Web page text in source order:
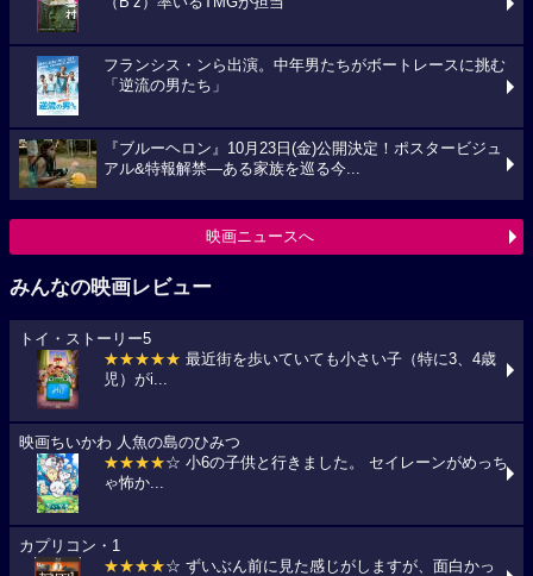
フランシス・ンら出演。中年男たちがボートレースに挑む
「逆流の男たち」
『ブルーヘロン』10月23日(金)公開決定！ポスタービジュ
アル&特報解禁―ある家族を巡る今...
映画ニュースへ
みんなの映画レビュー
トイ・ストーリー5
★★★★★ 最近街を歩いていても小さい子（特に3、4歳
児）がi...
映画ちいかわ 人魚の島のひみつ
★★★★☆ 小6の子供と行きました。 セイレーンがめっち
ゃ怖か...
カプリコン・1
★★★★☆ ずいぶん前に見た感じがしますが、面白かっ